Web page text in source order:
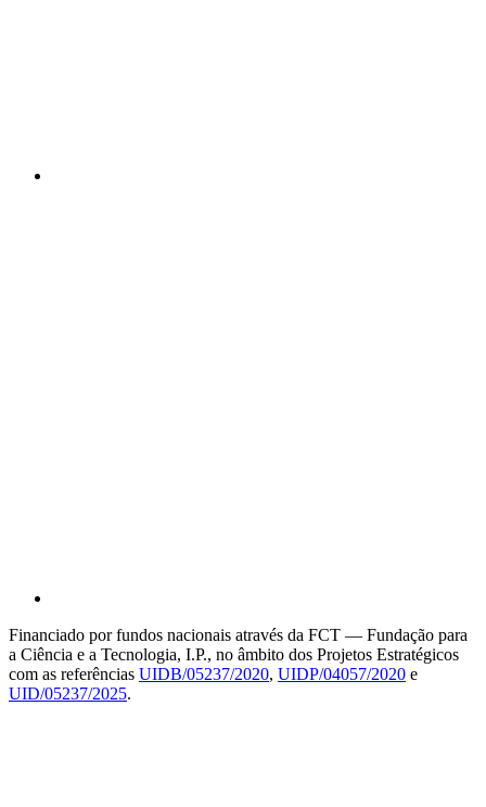
Financiado por fundos nacionais através da FCT — Fundação para
a Ciência e a Tecnologia, I.P., no âmbito dos Projetos Estratégicos
com as referências UIDB/05237/2020, UIDP/04057/2020 e
UID/05237/2025.